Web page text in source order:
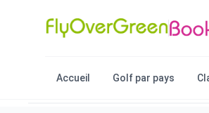
Accueil Golf par pays